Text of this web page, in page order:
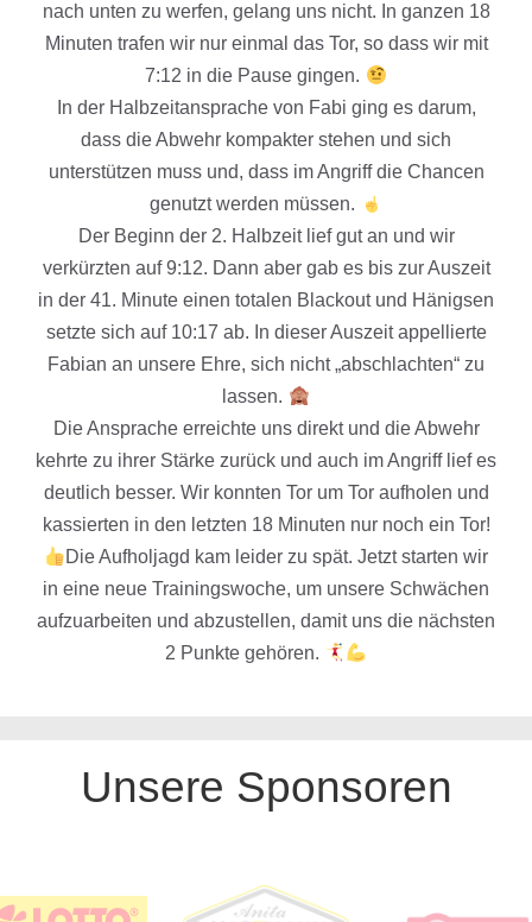
nach unten zu werfen, gelang uns nicht. In ganzen 18
Minuten trafen wir nur einmal das Tor, so dass wir mit
7:12 in die Pause gingen.
In der Halbzeitansprache von Fabi ging es darum,
dass die Abwehr kompakter stehen und sich
unterstützen muss und, dass im Angriff die Chancen
genutzt werden müssen.
Der Beginn der 2. Halbzeit lief gut an und wir
verkürzten auf 9:12. Dann aber gab es bis zur Auszeit
in der 41. Minute einen totalen Blackout und Hänigsen
setzte sich auf 10:17 ab. In dieser Auszeit appellierte
Fabian an unsere Ehre, sich nicht „abschlachten“ zu
lassen.
Die Ansprache erreichte uns direkt und die Abwehr
kehrte zu ihrer Stärke zurück und auch im Angriff lief es
deutlich besser. Wir konnten Tor um Tor aufholen und
kassierten in den letzten 18 Minuten nur noch ein Tor!
Die Aufholjagd kam leider zu spät. Jetzt starten wir
in eine neue Trainingswoche, um unsere Schwächen
aufzuarbeiten und abzustellen, damit uns die nächsten
2 Punkte gehören.
Unsere Sponsoren